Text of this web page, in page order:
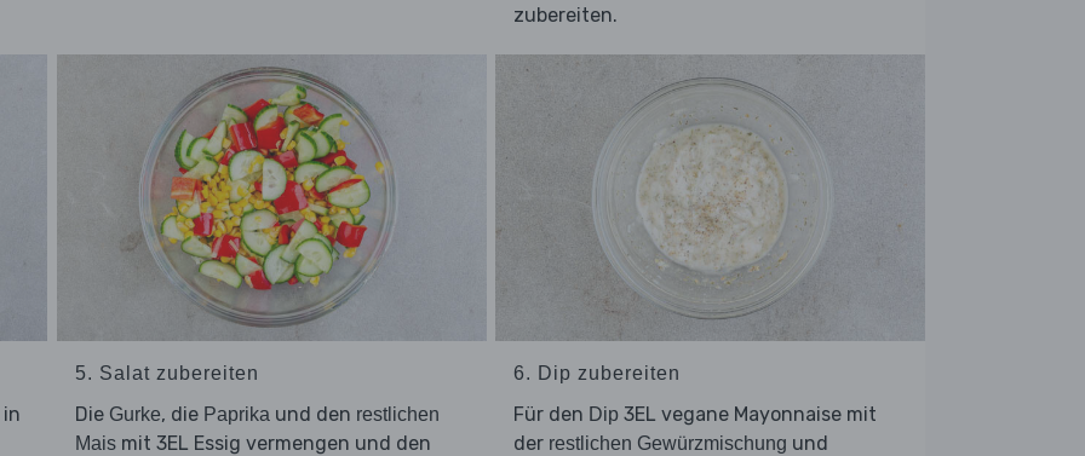
zubereiten.
5. Salat zubereiten
Die Gurke, die Paprika und den restlichen
Maismit 3EL Essig vermengen und den
6. Dip zubereiten
Für den Dip 3EL vegane Mayonnaise mit
der restlichen Gewürzmischung und